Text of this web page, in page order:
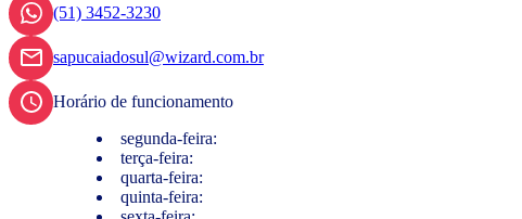
(51) 3452-3230
sapucaiadosul@wizard.com.br
Horário de funcionamento
segunda-feira:
terça-feira:
quarta-feira:
quinta-feira: